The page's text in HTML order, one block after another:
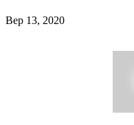
Вер 13, 2020